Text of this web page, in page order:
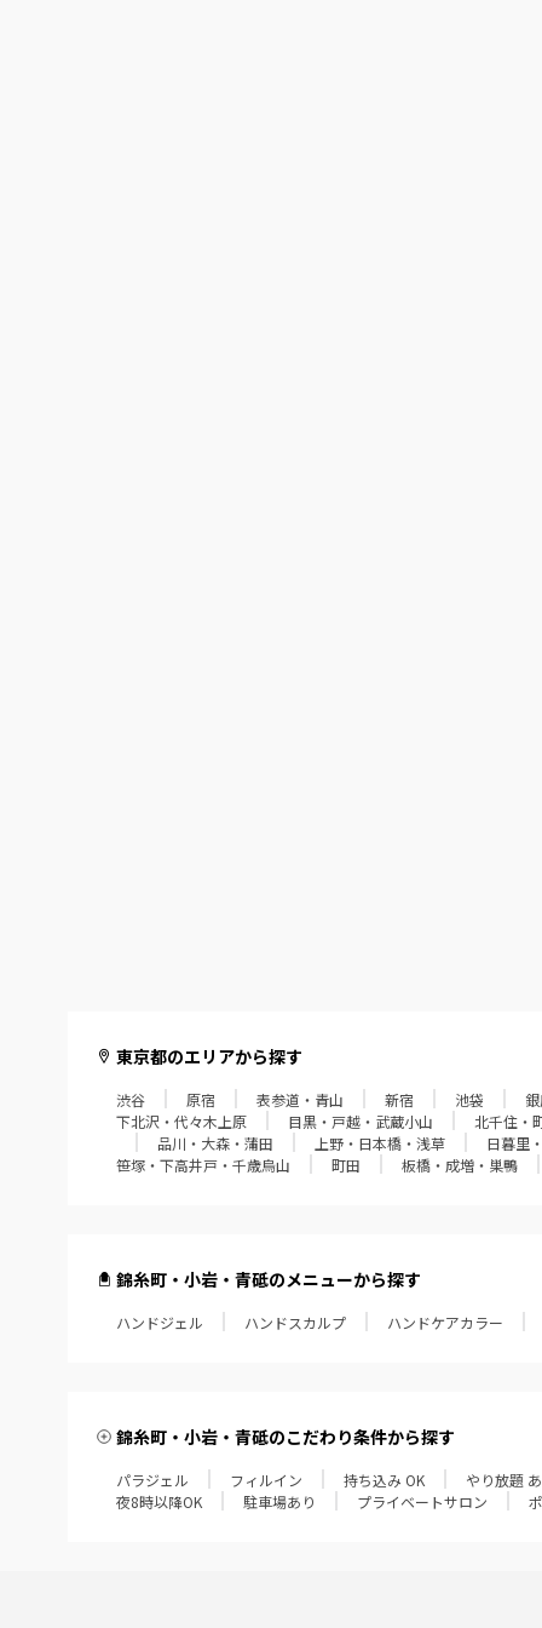
東京都のエリアから探す
渋谷 原宿 表参道・青山 新宿 池袋
下北沢・代々木上原
目黒・戸越・武蔵小山 北千住・
品川・大森・蒲田
上野・日本橋・浅草 日暮里
笹塚・下高井戸・千歳烏山
町田 板橋・成増・巣鴨
錦糸町・小岩・青砥のメニューから探す
ハンドジェル ハンドスカルプ ハンドケアカラー
錦糸町・小岩・青砥のこだわり条件から探す
パラジェル フィルイン 持ち込み OK やり放題
夜8時以降OK
駐車場あり プライベートサロン